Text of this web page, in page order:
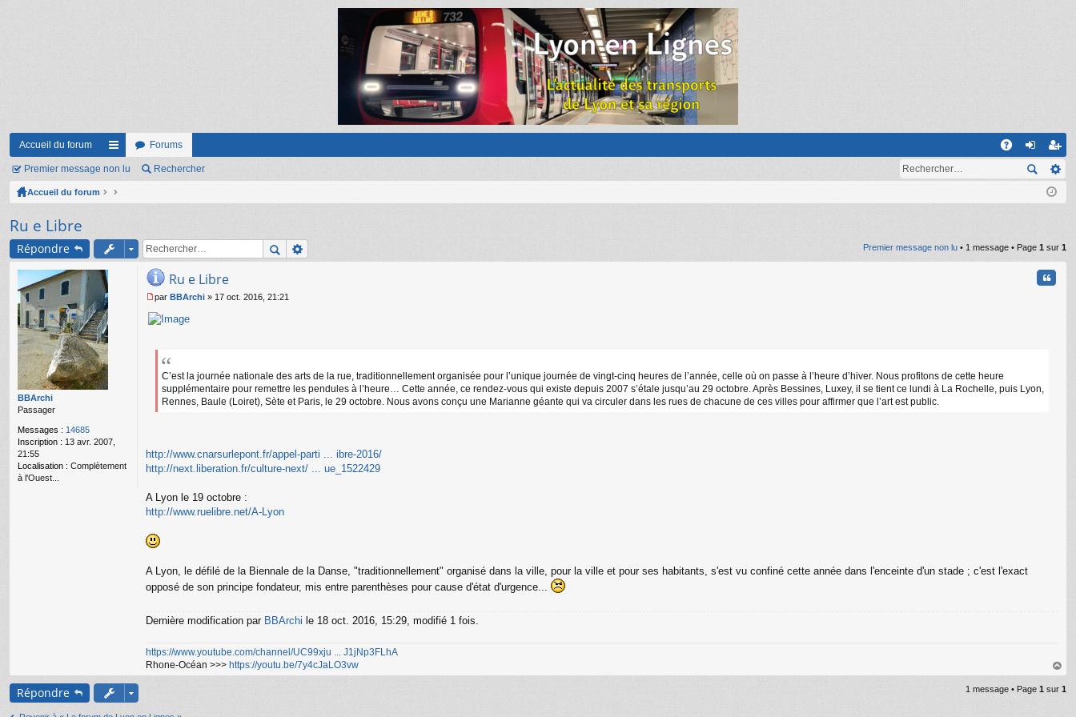
Accueil du forum
ac
co
ci
s
Forums
on ns
cri
Premier message non lu Rechercher
Accueil du forum
Ru e Libre
Répondre Premier message non lu • 1 message • Page 1 sur 1
BBArchi
Passager
Messages : 14685
Inscription : 13 avr. 2007,
21:55
Localisation : Complètement
à l'Ouest...
Ru e Libre
e
n
par BBArchi » 17 oct. 2016, 21:21
C’est la journée nationale des arts de la rue, traditionnellement organisée pour l’unique journée de vingt-cinq heures de l’année, celle où on passe à l’heure d’hiver. Nous profitons de cette heure
supplémentaire pour remettre les pendules à l’heure… Cette année, ce rendez-vous qui existe depuis 2007 s’étale jusqu’au 29 octobre. Après Bessines, Luxey, il se tient ce lundi à La Rochelle, puis Lyon,
Rennes, Baule (Loiret), Sète et Paris, le 29 octobre. Nous avons conçu une Marianne géante qui va circuler dans les rues de chacune de ces villes pour affirmer que l’art est public.
http://www.cnarsurlepont.fr/appel-parti ... ibre-2016/
http://next.liberation.fr/culture-next/ ... ue_1522429
A Lyon le 19 octobre :
http://www.ruelibre.net/A-Lyon
A Lyon, le défilé de la Biennale de la Danse, "traditionnellement" organisé dans la ville, pour la ville et pour ses habitants, s'est vu confiné cette année dans l'enceinte d'un stade ; c'est l'exact
opposé de son principe fondateur, mis entre parenthèses pour cause d'état d'urgence...
Dernière modification par BBArchi le 18 oct. 2016, 15:29, modifié 1 fois.
https://www.youtube.com/channel/UC99xju ... J1jNp3FLhA
Rhone-Océan >>> https://youtu.be/7y4cJaLO3vw
au
t
Répondre 1 message • Page 1 sur 1